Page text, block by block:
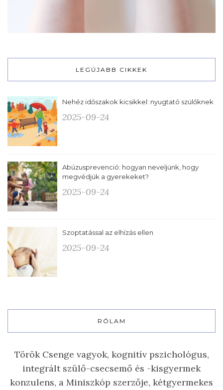
LEGÚJABB CIKKEK
Nehéz időszakok kicsikkel: nyugtató szülőknek
2025-09-24
Abúzusprevenció: hogyan neveljünk, hogy
megvédjük a gyerekeket?
2025-09-24
Szoptatással az elhízás ellen
2025-09-24
RÓLAM
Török Csenge vagyok, kognitív pszichológus,
integrált szülő-csecsemő és -kisgyermek
konzulens, a Miniszkóp szerzője, kétgyermekes